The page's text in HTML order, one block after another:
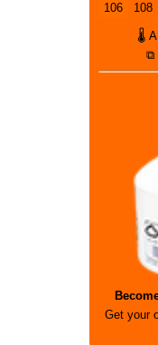
106
108
🌡 A
⧉
Get your